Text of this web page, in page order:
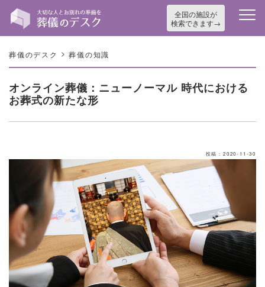
全国の施設が
検索できます
葬儀のデスク >葬儀の知識
オンライン葬儀：ニューノーマル 時代における
お葬式の新たな形
投稿：2020-11-30